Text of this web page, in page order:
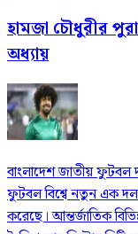
হামজা চৌধুরীর
অধ্যায়
বাংলাদেশ জাতীয় ফুটবল
ফুটবল বিশ্বে নতুন এক
করেছে। আন্তর্জাতিক